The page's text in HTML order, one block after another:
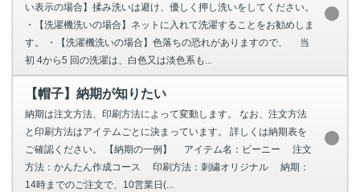
い表示の場合】揉み洗いは避け、優しく押し洗いをしてください。
・【洗濯機洗いの場合】ネットに入れて洗濯することをお勧めしま
す。 ・【洗濯機洗いの場合】色落ちの恐れがありますので、 当
初 4から5 回の洗濯は、白色又は淡色系も...
【帽子】納期が知りたい
納期は注文方法、印刷方法によって変動します。 なお、注文方法
と印刷方法はアイテムごとに決まっています。 詳しくは納期表を
ご確認ください。 【納期の一例】 アイテム名：ビーニー 注文
方法：かんたん作成コース 印刷方法：刺繍オリジナル 納期：
14時までのご注文で、10営業日(...